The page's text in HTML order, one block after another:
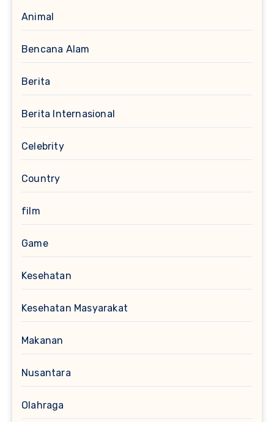
Animal
Bencana Alam
Berita
Berita Internasional
Celebrity
Country
film
Game
Kesehatan
Kesehatan Masyarakat
Makanan
Nusantara
Olahraga